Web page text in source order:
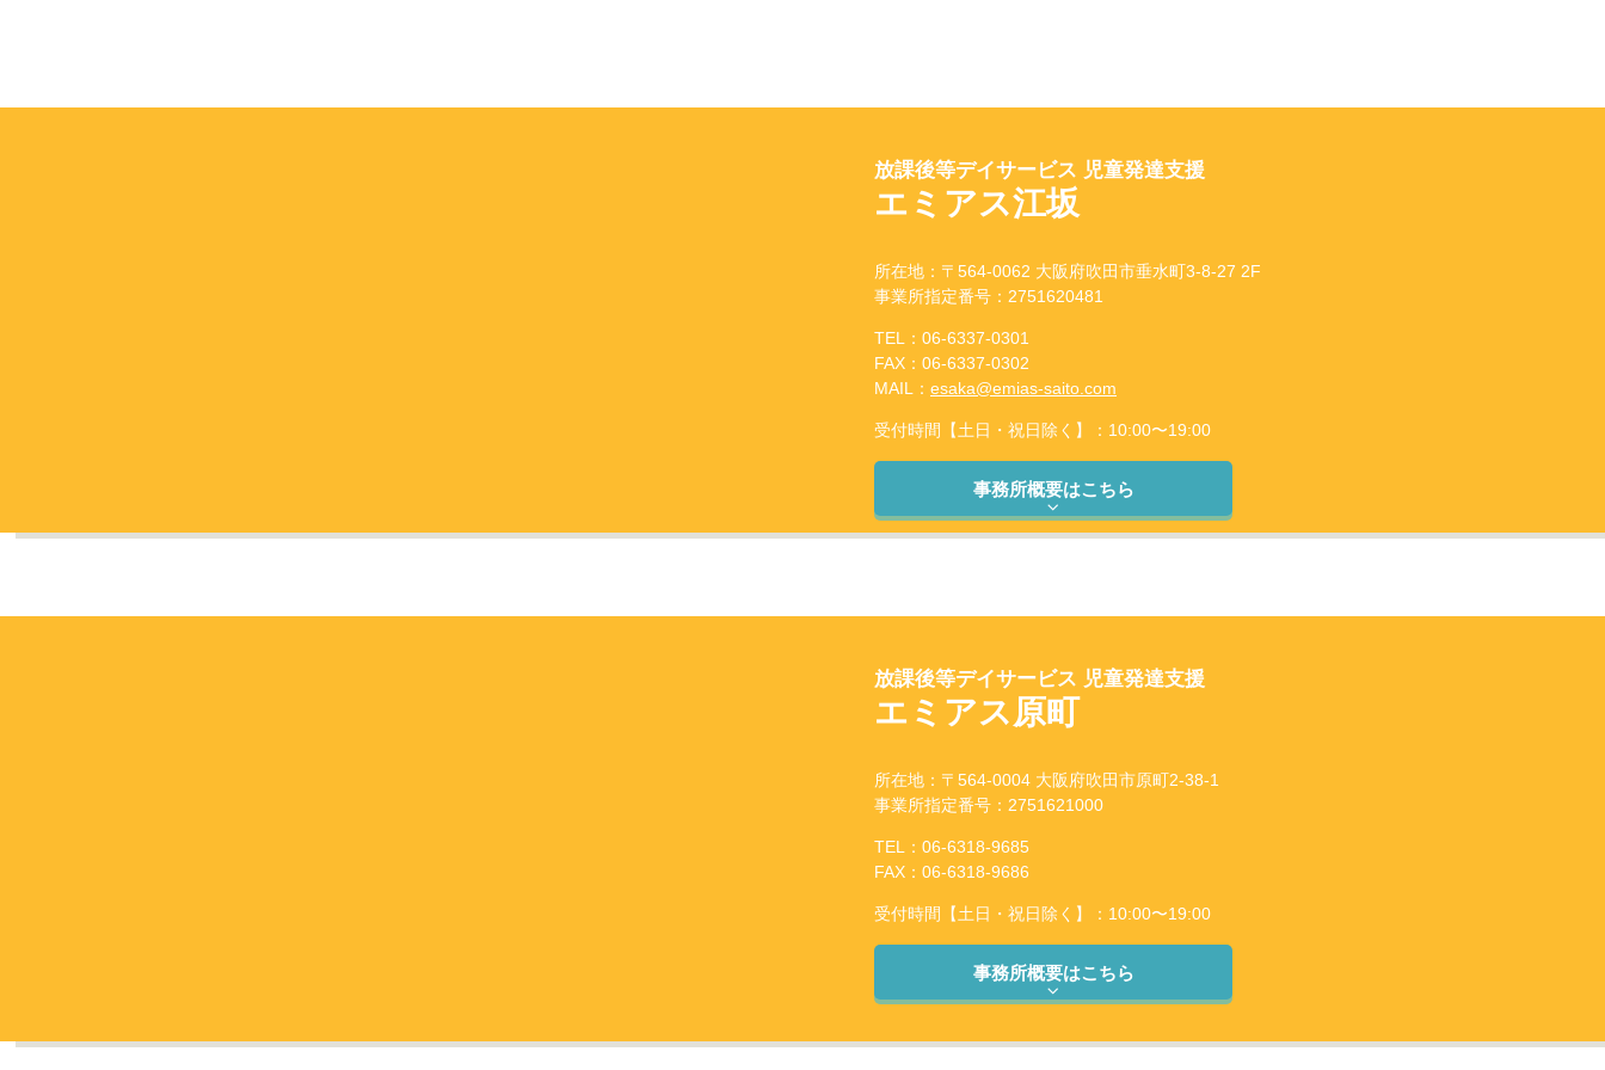
放課後等デイサービス 児童発達支援
エミアス江坂
所在地：〒564-0062 大阪府吹田市垂水町3-8-27 2F
事業所指定番号：2751620481
TEL：06-6337-0301
FAX：06-6337-0302
MAIL： esaka@emias-saito.com
受付時間【土日・祝日除く】：10:00〜19:00
事務所概要はこちら
放課後等デイサービス 児童発達支援
エミアス原町
所在地：〒564-0004 大阪府吹田市原町2-38-1
事業所指定番号：2751621000
TEL：06-6318-9685
FAX：06-6318-9686
受付時間【土日・祝日除く】：10:00〜19:00
事務所概要はこちら